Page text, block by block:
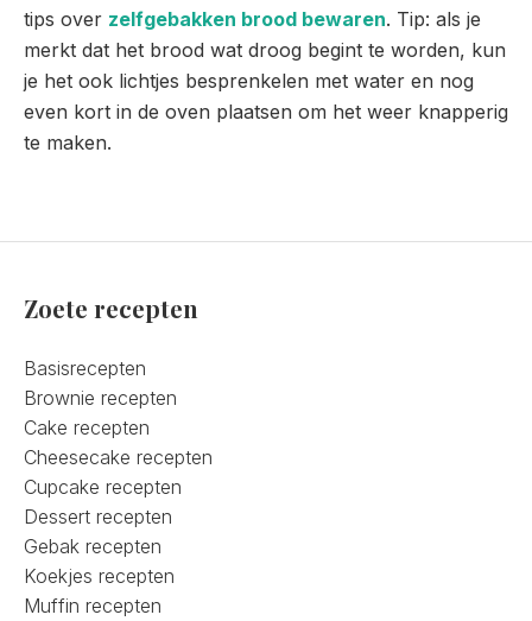
tips over zelfgebakken brood bewaren. Tip: als je
merkt dat het brood wat droog begint te worden, kun
je het ook lichtjes besprenkelen met water en nog
even kort in de oven plaatsen om het weer knapperig
te maken.
Zoete recepten
Basisrecepten
Brownie recepten
Cake recepten
Cheesecake recepten
Cupcake recepten
Dessert recepten
Gebak recepten
Koekjes recepten
Muffin recepten